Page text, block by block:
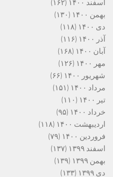
اسفند ۱۴۰۰
(۱۶۲)
بهمن ۱۴۰۰
(۱۳۰)
دی ۱۴۰۰
(۱۱۸)
آذر ۱۴۰۰
(۱۱۶)
آبان ۱۴۰۰
(۱۶۸)
مهر ۱۴۰۰
(۱۲۶)
شهریور ۱۴۰۰
(۶۶)
مرداد ۱۴۰۰
(۱۵۱)
تیر ۱۴۰۰
(۱۱۰)
خرداد ۱۴۰۰
(۹۵)
اردیبهشت ۱۴۰۰
(۱۱۸)
فروردین ۱۴۰۰
(۷۹)
اسفند ۱۳۹۹
(۱۳۷)
بهمن ۱۳۹۹
(۱۳۹)
دی ۱۳۹۹
(۱۳۳)